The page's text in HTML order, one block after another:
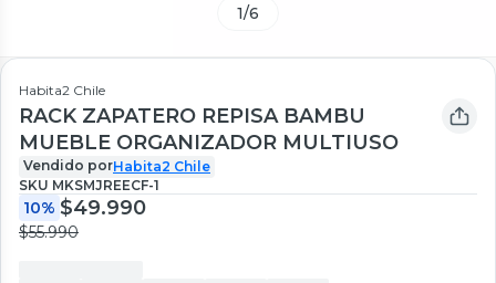
1/6
Habita2 Chile
RACK ZAPATERO REPISA BAMBU
MUEBLE ORGANIZADOR MULTIUSO
Vendido porHabita2 Chile
SKU MKSMJREECF-1
10% $49.990
$55.990